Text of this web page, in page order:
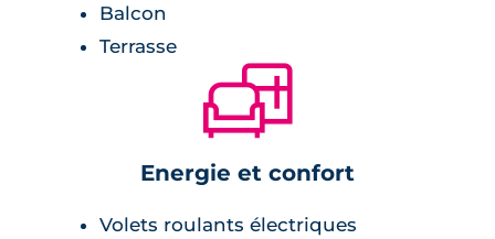
Balcon
Terrasse
🛋
Energie et confort
Volets roulants électriques